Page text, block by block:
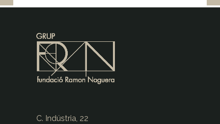
C. Indústria, 22